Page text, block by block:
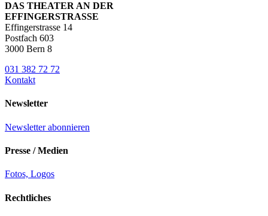
DAS THEATER AN DER
EFFINGERSTRASSE
Effingerstrasse 14
Postfach 603
3000 Bern 8
031 382 72 72
Kontakt
Newsletter
Newsletter abonnieren
Presse / Medien
Fotos, Logos
Rechtliches